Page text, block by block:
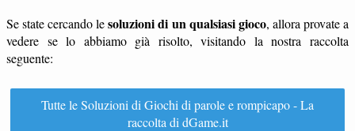
Se state cercando lesoluzioni di un qualsiasi gioco, allora provate a
vedere se lo abbiamo già risolto, visitando la nostra raccolta
seguente:
Tutte le Soluzioni di Giochi di parole e rompicapo - La
raccolta di dGame.it